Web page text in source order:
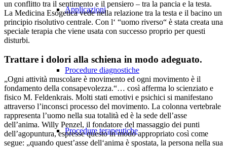
Applicazioni
Procedure diagnostiche
Procedure terapeutiche
un conflitto tra il sentimento e il pensiero – tra la pancia e la testa.
La Medicina Esogetica vede nella relazione tra la testa e il bacino un
principio risolutivo centrale. Con l‘ “uomo riverso“ è stata creata una
speciale terapia che viene usata con successo proprio per questi
disturbi.
Trattare i dolori alla schiena in modo adeguato.
„Ogni attività muscolare è movimento ed ogni movimento è il
fondamento della consapevolezza.“… così afferma lo scienziato e
fisico M. Feldenkrais. Molti stati emotivi e psichici si manifestano
attraverso l’inconsci processo del movimento. La colonna vertebrale
rappresenta l’uomo nella sua totalità ed è la sede dell’asse
dell’anima. Willy Penzel, il fondatore del massaggio dei punti
dell’agopuntura, espresse questo in modo appropriato così come
segue: „quando quest’asse dell‘anima è spostata, la persona nella sua